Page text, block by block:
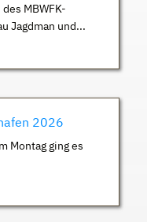
MBWFK-
Jagdman und...
2026
Montag ging es